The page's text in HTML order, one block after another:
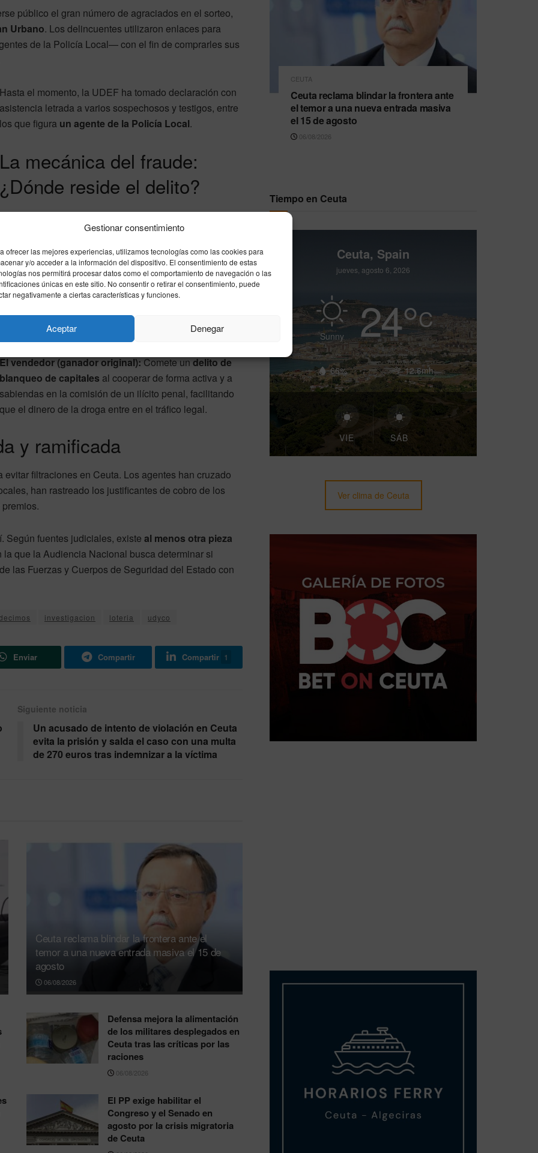
Gestionar consentimiento
ofrecer las mejores experiencias, utilizamos tecnologías como las cookies para
y/o acceder a la información del dispositivo. El consentimiento de estas
nos permitirá procesar datos como el comportamiento de navegación o las
únicas en este sitio. No consentir o retirar el consentimiento, puede
negativamente a ciertas características y funciones.
Aceptar Denegar
público el gran número de agraciados en el sorteo,
Urbano. Los delincuentes utilizaron enlaces para
de la Policía Local— con el fin de comprarles sus
Hasta el momento, la UDEF ha tomado declaración con
asistencia letrada a varios sospechosos y testigos, entre
los que figura un agente de la Policía Local.
La mecánica del fraude:
¿Dónde reside el delito?
El blanqueo mediante la lotería es un método clásico
pero altamente perseguido:
El comprador (criminal):Está dispuesto a perder dinero
de forma inmediata. Paga al ganador original una
cantidad superior al premio real a cambio del boleto
Estado que justifica ante Hacienda un incremento
patrimonial «limpio».
El vendedor (ganador original): Comete un delito de
blanqueo de capitales al cooperar de forma activa y a
sabiendas en la comisión de un ilícito penal, facilitando
que el dinero de la droga entre en el tráfico legal.
y ramificada
filtraciones en Ceuta. Los agentes han cruzado
han rastreado los justificantes de cobro de los
Según fuentes judiciales, existe al menos otra pieza
la que la Audiencia Nacional busca determinar si
las Fuerzas y Cuerpos de Seguridad del Estado con
investigacion loteria udyco
Enviar Compartir Compartir 1
Siguiente noticia
Un acusado de intento de violación en Ceuta
evita la prisión y salda el caso con una multa
de 270 euros tras indemnizar a la víctima
Ceuta reclama blindar la frontera ante el
temor a una nueva entrada masiva el 15 de
agosto
06/08/2026
Defensa mejora la alimentación
de los militares desplegados en
Ceuta tras las críticas por las
raciones
06/08/2026
El PP exige habilitar el
Congreso y el Senado en
agosto por la crisis migratoria
de Ceuta
CEUTA
Ceuta reclama blindar la frontera ante
el temor a una nueva entrada masiva
el 15 de agosto
06/08/2026
Tiempo en Ceuta
Ceuta, Spain
jueves, agosto 6, 2026
Sunny 24°C
66% 12.6mh
VIE SÁB
Ver clima de Ceuta